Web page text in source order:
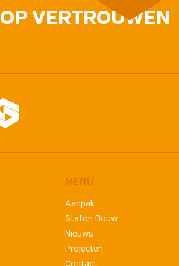
OP VERTROUWEN
MENU
Aanpak
Staton Bouw
Nieuws
Projecten
Contact